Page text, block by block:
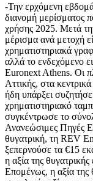
-Την ερχόμενη
διανομή μερίσματος
χρήσης 2025. Μετά
μέρισμα ανά μετοχή
χρηματιστηριακά
αλλά το ενδεχόμενο
Εuronext Athens. Οι
Αττικής, στα
ήδη υπάρξει
χρηματιστηριακό
συγκέντρωσε το
Ανανεώσιμες Πηγές
θυγατρική, τη REV
ξεπερνούσε τα €15
η αξία της
Επομένως, η αξία της